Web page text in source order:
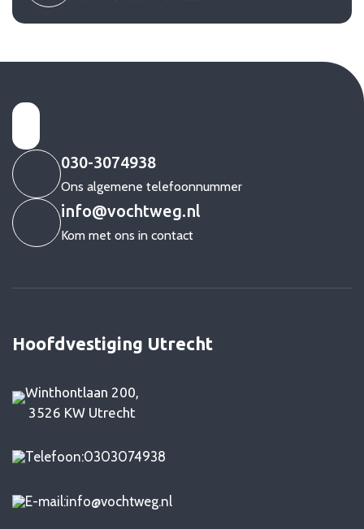
030-3074938
Ons algemene telefoonnummer
info@vochtweg.nl
Kom met ons in contact
Hoofdvestiging Utrecht
Winthontlaan 200,
3526 KW Utrecht
0303074938
info@vochtweg.nl